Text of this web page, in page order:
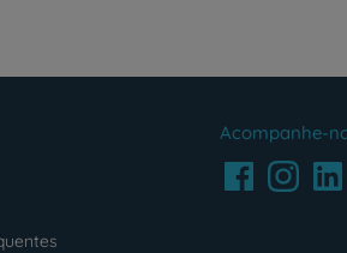
Acompanhe-
FacebookInstagram